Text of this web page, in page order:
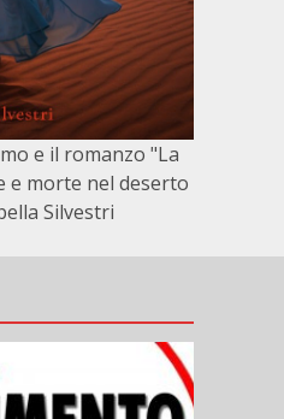
e il romanzo "La
e morte nel deserto
Silvestri